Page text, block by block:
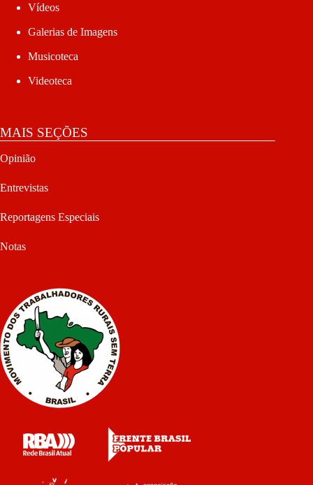
Vídeos
Galerias de Imagens
Musicoteca
Videoteca
MAIS SEÇÕES
Opinião
Entrevistas
Reportagens Especiais
Notas